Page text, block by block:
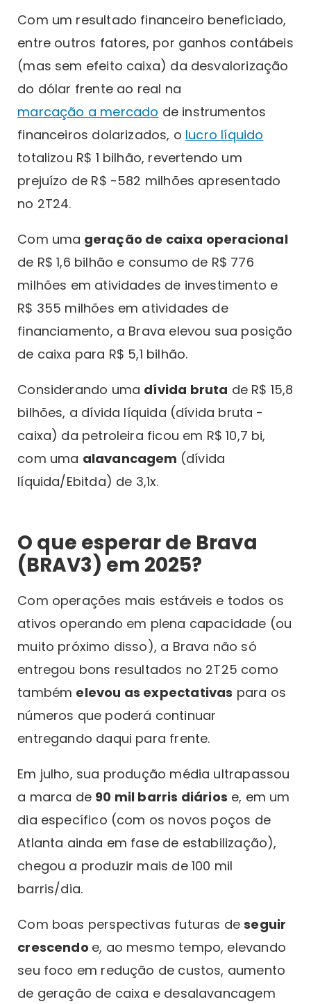
Com um resultado financeiro beneficiado,
entre outros fatores, por ganhos contábeis
(mas sem efeito caixa) da desvalorização
do dólar frente ao real na
marcação a mercado de instrumentos
financeiros dolarizados, o lucro líquido
totalizou R$ 1 bilhão, revertendo um
prejuízo de R$ -582 milhões apresentado
no 2T24.
Com uma geração de caixa operacional
de R$ 1,6 bilhão e consumo de R$ 776
milhões em atividades de investimento e
R$ 355 milhões em atividades de
financiamento, a Brava elevou sua posição
de caixa para R$ 5,1 bilhão.
Considerando uma dívida bruta de R$ 15,8
bilhões, a dívida líquida (dívida bruta -
caixa) da petroleira ficou em R$ 10,7 bi,
com uma alavancagem (dívida
líquida/Ebitda) de 3,1x.
O que esperar de Brava
(BRAV3) em 2025?
Com operações mais estáveis e todos os
ativos operando em plena capacidade (ou
muito próximo disso), a Brava não só
entregou bons resultados no 2T25 como
também elevou as expectativas para os
números que poderá continuar
entregando daqui para frente.
Em julho, sua produção média ultrapassou
a marca de 90 mil barris diários e, em um
dia específico (com os novos poços de
Atlanta ainda em fase de estabilização),
chegou a produzir mais de 100 mil
barris/dia.
Com boas perspectivas futuras deseguir
crescendo e, ao mesmo tempo, elevando
seu foco em redução de custos, aumento
de geração de caixa e desalavancagem